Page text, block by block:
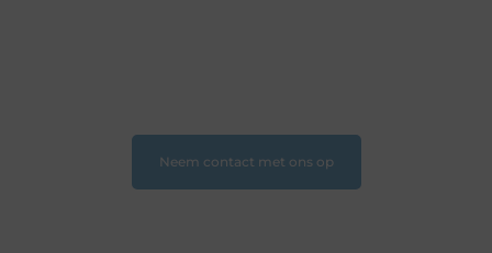
Neem contact met ons op